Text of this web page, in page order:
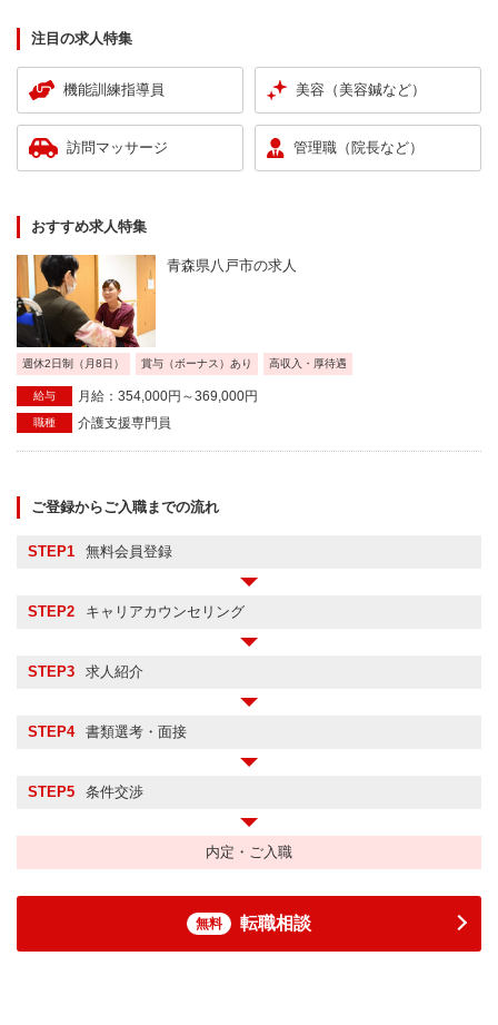
注目の求人特集
機能訓練指導員 美容（美容鍼など）
訪問マッサージ 管理職（院長など）
おすすめ求人特集
青森県八戸市の求人
週休2日制（月8日） 賞与（ボーナス）あり 高収入・厚待遇
給与 月給：354,000円～369,000円
職種 介護支援専門員
ご登録からご入職までの流れ
STEP1 無料会員登録
STEP2 キャリアカウンセリング
STEP3 求人紹介
STEP4 書類選考・面接
STEP5 条件交渉
内定・ご入職
無料 転職相談